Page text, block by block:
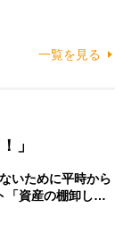
一覧を見る
」
いために平時から
「資産の棚卸し…